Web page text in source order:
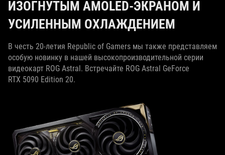
ИЗОГНУТЫМ AMOLED-ЭКРАНОМ И
УСИЛЕННЫМ ОХЛАЖДЕНИЕМ
В честь 20‑летия Republic of Gamers мы также представляем
особую новинку в нашей высокопроизводительной серии
видеокарт ROG Astral. Встречайте ROG Astral GeForce
RTX 5090 Edition 20.